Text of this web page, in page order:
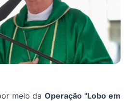
meio daOperação "Lobo em